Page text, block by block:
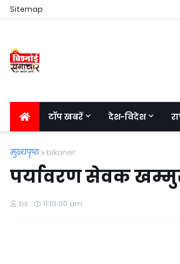
Sitemap
टॉप खबरें देश-विदेश
मुख्यपृष्ठ bikaner
पर्यावरण सेवक
bs 11:10:00 am